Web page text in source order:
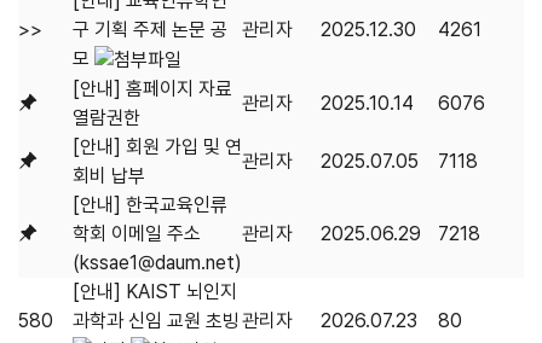
>>
구 기획 주제 논문 공
모
관리자 2025.12.30 4261
[안내] 홈페이지 자료
열람권한
관리자 2025.10.14
6076
[안내] 회원 가입 및 연
회비 납부
관리자 2025.07.05
7118
[안내] 한국교육인류
학회 이메일 주소
(kssae1@daum.net)
관리자 2025.06.29 7218
580
[안내] KAIST 뇌인지
과학과 신임 교원 초빙 관리자 2026.07.23 80